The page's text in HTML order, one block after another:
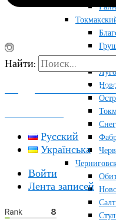
Найти:
ПОДДЕРЖАТЬ
Русский
Українська
Войти
Лента записей